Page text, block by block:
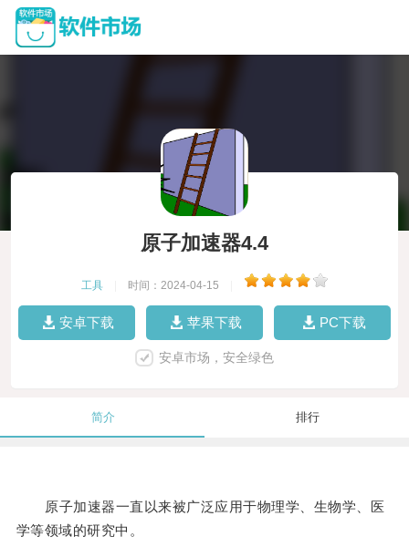
原子加速器4.4
工具 时间：2024-04-15
安卓下载 苹果下载 PC下载
安卓市场，安全绿色
简介 排行
原子加速器一直以来被广泛应用于物理学、生物学、医
学等领域的研究中。